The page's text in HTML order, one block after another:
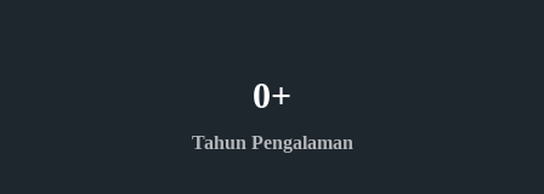
Tahun Pengalaman
0+